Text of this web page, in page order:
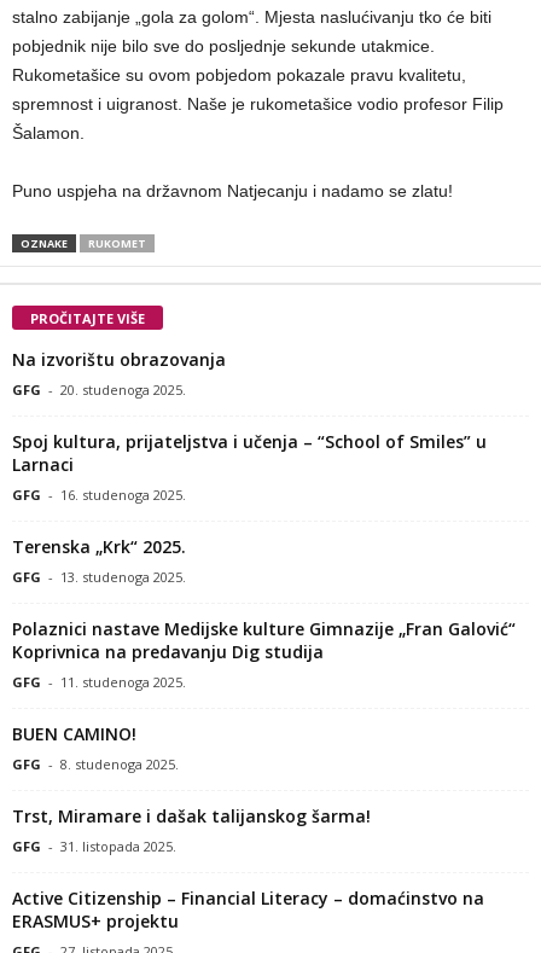
stalno zabijanje „gola za golom“. Mjesta naslućivanju tko će biti
pobjednik nije bilo sve do posljednje sekunde utakmice.
Rukometašice su ovom pobjedom pokazale pravu kvalitetu,
spremnost i uigranost. Naše je rukometašice vodio profesor Filip
Šalamon.
Puno uspjeha na državnom Natjecanju i nadamo se zlatu!
OZNAKE RUKOMET
PROČITAJTE VIŠE
Na izvorištu obrazovanja
GFG - 20. studenoga 2025.
Spoj kultura, prijateljstva i učenja – “School of Smiles” u
Larnaci
GFG - 16. studenoga 2025.
Terenska „Krk“ 2025.
GFG - 13. studenoga 2025.
Polaznici nastave Medijske kulture Gimnazije „Fran Galović“
Koprivnica na predavanju Dig studija
GFG - 11. studenoga 2025.
BUEN CAMINO!
GFG - 8. studenoga 2025.
Trst, Miramare i dašak talijanskog šarma!
GFG - 31. listopada 2025.
Active Citizenship – Financial Literacy – domaćinstvo na
ERASMUS+ projektu